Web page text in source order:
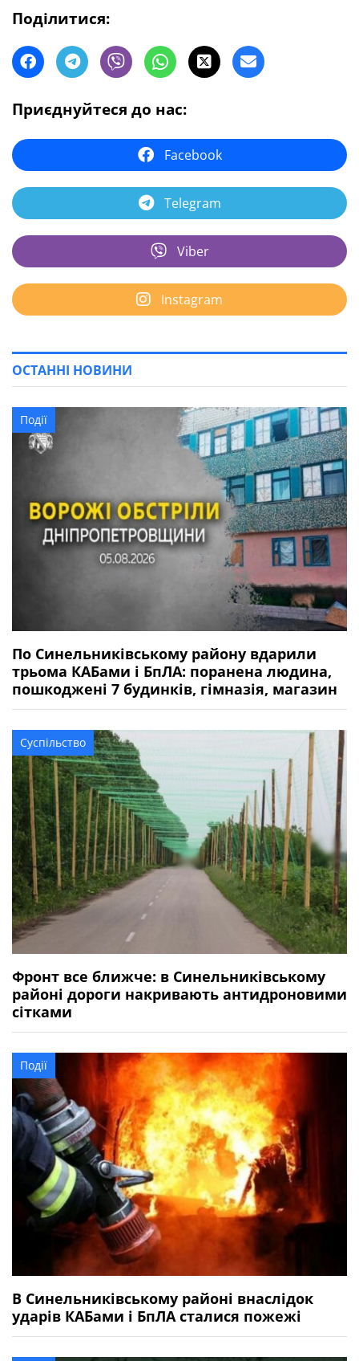
Поділитися:
Приєднуйтеся до нас:
Facebook
Telegram
Viber
Instagram
ОСТАННІ НОВИНИ
Події
По Синельниківському району вдарили
трьома КАБами і БпЛА: поранена людина,
пошкоджені 7 будинків, гімназія, магазин
Суспільство
Фронт все ближче: в Синельниківському
районі дороги накривають антидроновими
сітками
Події
В Синельниківському районі внаслідок
ударів КАБами і БпЛА сталися пожежі